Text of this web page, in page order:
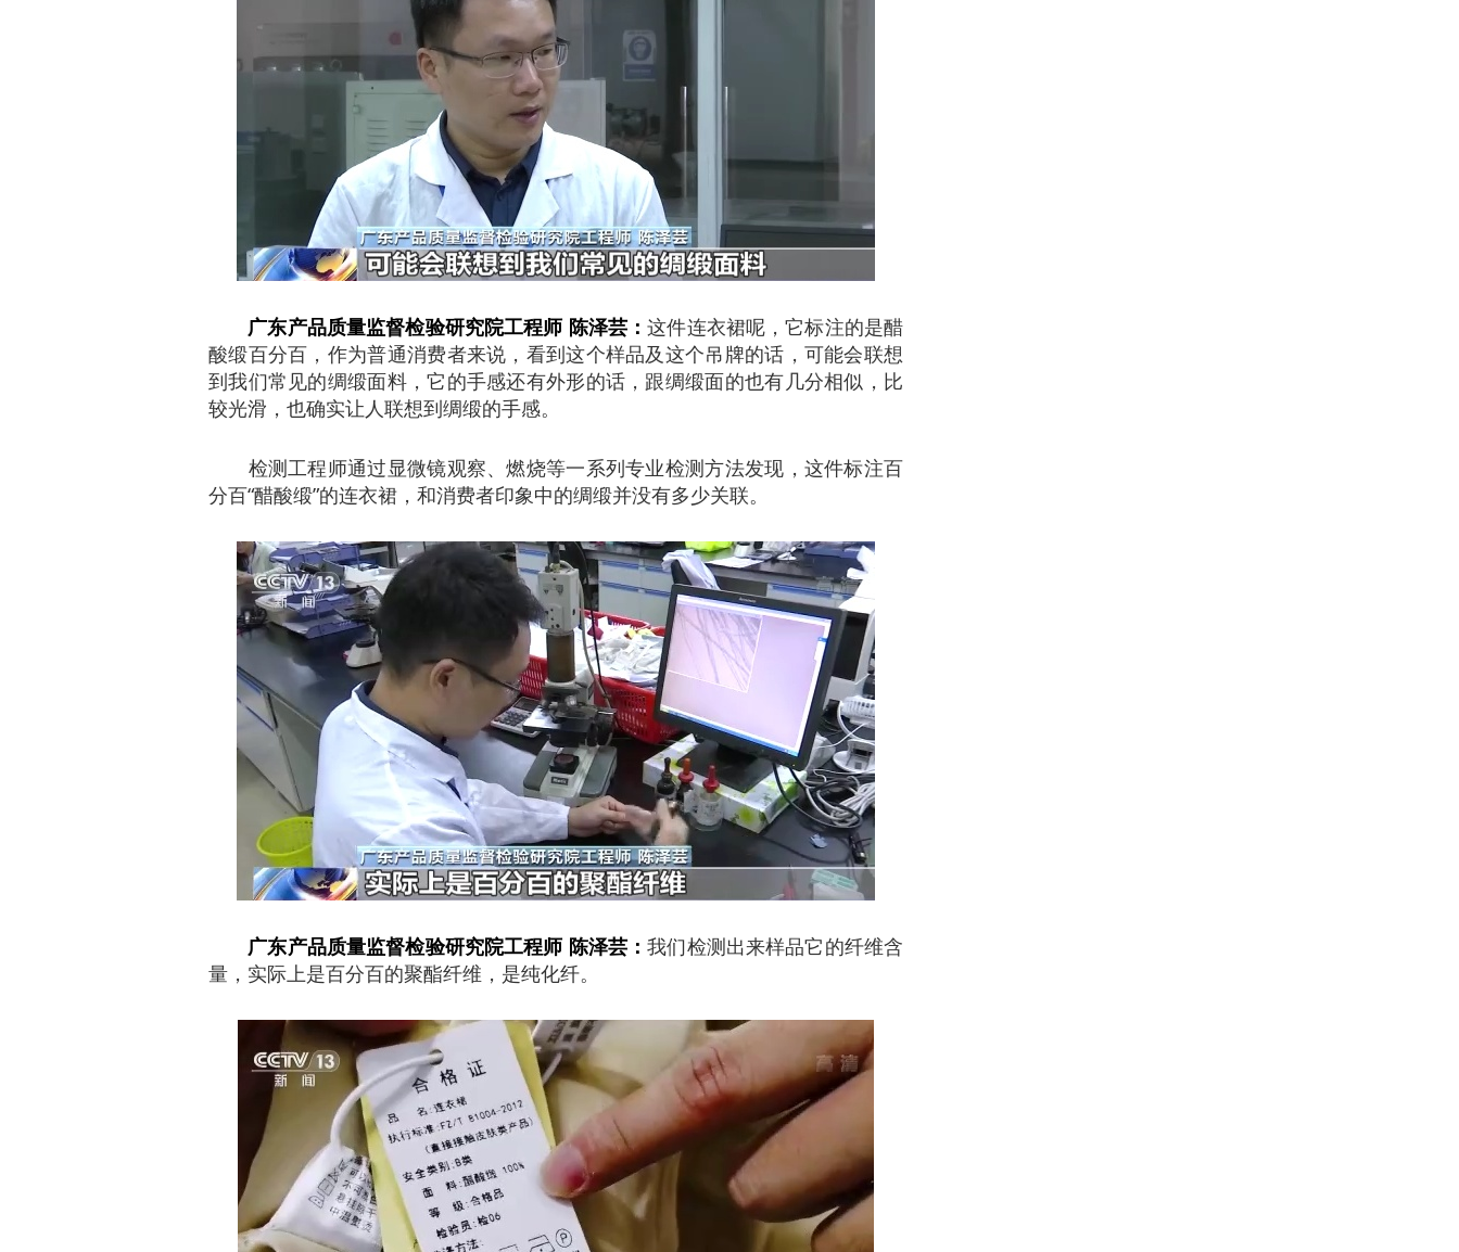
广东产品质量监督检验研究院工程师 陈泽芸：这件连衣裙呢，它标注的是醋
酸缎百分百，作为普通消费者来说，看到这个样品及这个吊牌的话，可能会联想
到我们常见的绸缎面料，它的手感还有外形的话，跟绸缎面的也有几分相似，比
较光滑，也确实让人联想到绸缎的手感。
检测工程师通过显微镜观察、燃烧等一系列专业检测方法发现，这件标注百
分百“醋酸缎”的连衣裙，和消费者印象中的绸缎并没有多少关联。
广东产品质量监督检验研究院工程师 陈泽芸：我们检测出来样品它的纤维含
量，实际上是百分百的聚酯纤维，是纯化纤。